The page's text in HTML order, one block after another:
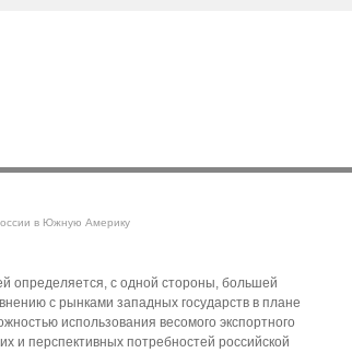
в Южную Америку
определяется, с одной стороны, большей
с рынками западных государств в плане
использования весомого экспортного
и перспективных потребностей российской